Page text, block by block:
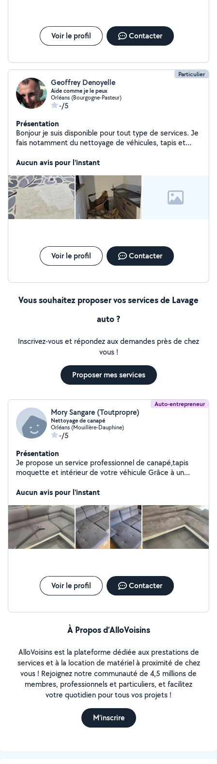
Voir le profil Contacter
Particulier
Geoffrey Denoyelle
Aide comme je le peux
Orléans (Bourgogne-Pasteur)
-/5
Présentation
Bonjour je suis disponible pour tout type de services. Je
fais notamment du nettoyage de véhicules, tapis et
nettoyage de façade au KARSHER. Je suis véhiculé pour
faire tout ce qui touche à la peinture, papier peint, et je
m'occupe de sortir vos chien ou de les garder
propriétaire de 3 chiens
Aucun avis pour l'instant
Voir le profil Contacter
Vous souhaitez proposer vos services de Lavage
auto ?
Inscrivez-vous et répondez aux demandes près de chez
vous !
Proposer mes services
Auto-entrepreneur
Mory Sangare (Toutpropre)
Nettoyage de canapé
Orléans (Mouillère-Dauphine)
-/5
Présentation
Je propose un service professionnel de canapé,tapis
moquette et intérieur de votre véhicule Grâce à un
est tache,poile d'animaux
Aucun avis pour l'instant
Voir le profil Contacter
À Propos d’AlloVoisins
AlloVoisins est la plateforme dédiée aux prestations de
services et à la location de matériel à proximité de chez
vous ! Rejoignez notre communauté de 4,5 millions de
membres, professionnels et particuliers, et facilitez
votre quotidien pour tous vos projets !
M'inscrire